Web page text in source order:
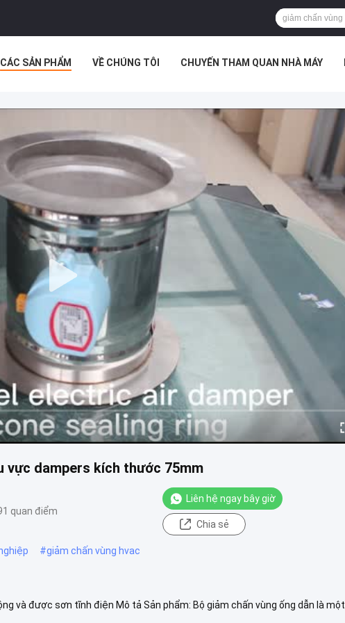
CÁC SẢN PHẨM VỀ CHÚNG TÔI CHUYẾN THAM QUAN NHÀ MÁY
vực dampers kích thước 75mm
quan điểm
Liên hệ ngay bây giờ
Chia sẻ
#giảm chấn vùng hvac
và được sơn tĩnh điện Mô tả Sản phẩm: Bộ giảm chấn vùng ống dẫn là một